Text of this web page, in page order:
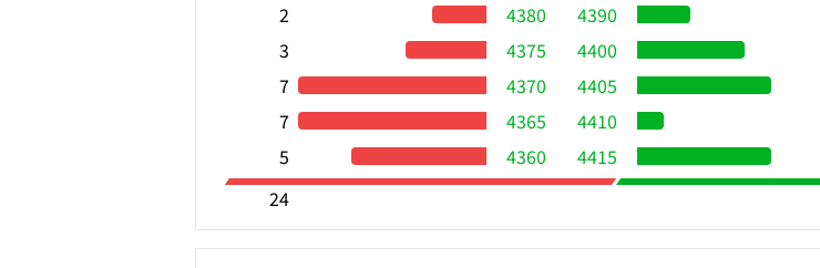
2
4380
3
4375
7
4370
7
4365
5
4360
4390
4400
4405
4410
4415
24